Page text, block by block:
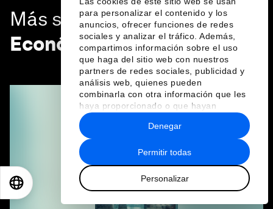
para personalizar el contenido y los
anuncios, ofrecer funciones de redes
sociales y analizar el tráfico. Además,
compartimos información sobre el uso
que haga del sitio web con nuestros
partners de redes sociales, publicidad y
análisis web, quienes pueden
combinarla con otra información que les
haya proporcionado o que hayan
recopilado a partir del uso que haya
hecho de sus servicios.
Permitir todas
Personalizar
Denegar
Más sobreCrecimiento
Económico
VER TODO